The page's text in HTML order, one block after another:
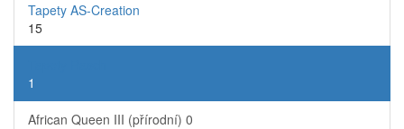
Tapety AS-Creation
15
1
African Queen III (přírodní) 0